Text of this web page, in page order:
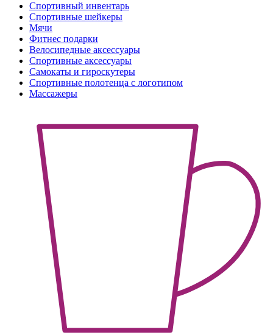
Спортивный инвентарь
Спортивные шейкеры
Мячи
Фитнес подарки
Велосипедные аксессуары
Спортивные аксессуары
Самокаты и гироскутеры
Спортивные полотенца с логотипом
Массажеры